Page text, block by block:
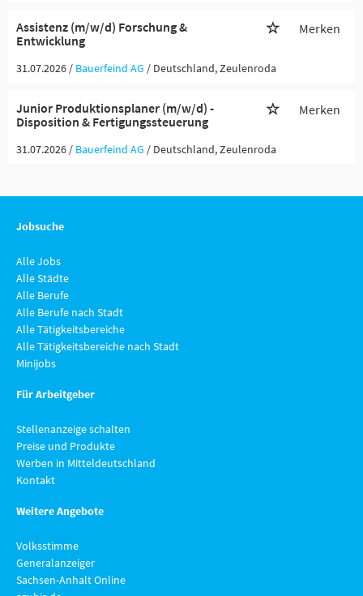
Assistenz (m/w/d) Forschung &
Entwicklung
Merken
31.07.2026 / Bauerfeind AG / Deutschland, Zeulenroda
Junior Produktionsplaner (m/w/d) -
Disposition & Fertigungssteuerung
Merken
31.07.2026 / Bauerfeind AG / Deutschland, Zeulenroda
Jobsuche
Alle Jobs
Alle Städte
Alle Berufe
Alle Berufe nach Stadt
Alle Tätigkeitsbereiche
Alle Tätigkeitsbereiche nach Stadt
Minijobs
Für Arbeitgeber
Stellenanzeige schalten
Preise und Produkte
Werben in Mitteldeutschland
Kontakt
Weitere Angebote
Volksstimme
Generalanzeiger
Sachsen-Anhalt Online